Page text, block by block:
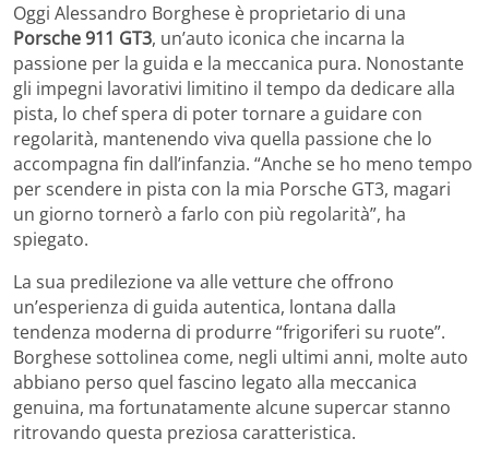
Oggi Alessandro Borghese è proprietario di una
Porsche 911 GT3, un’auto iconica che incarna la
passione per la guida e la meccanica pura. Nonostante
gli impegni lavorativi limitino il tempo da dedicare alla
pista, lo chef spera di poter tornare a guidare con
regolarità, mantenendo viva quella passione che lo
accompagna fin dall’infanzia. “Anche se ho meno tempo
per scendere in pista con la mia Porsche GT3, magari
un giorno tornerò a farlo con più regolarità”, ha
spiegato.
La sua predilezione va alle vetture che offrono
un’esperienza di guida autentica, lontana dalla
tendenza moderna di produrre “frigoriferi su ruote”.
Borghese sottolinea come, negli ultimi anni, molte auto
abbiano perso quel fascino legato alla meccanica
genuina, ma fortunatamente alcune supercar stanno
ritrovando questa preziosa caratteristica.